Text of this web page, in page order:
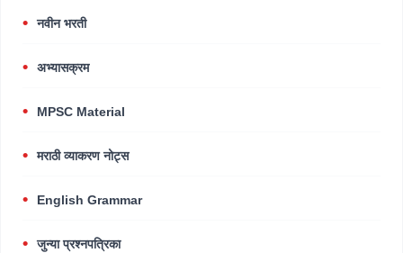
नवीन भरती
अभ्यासक्रम
MPSC Material
मराठी व्याकरण नोट्स
English Grammar
जुन्या प्रश्नपत्रिका